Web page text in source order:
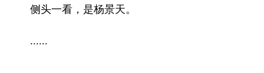
侧头一看，是杨景天。
......